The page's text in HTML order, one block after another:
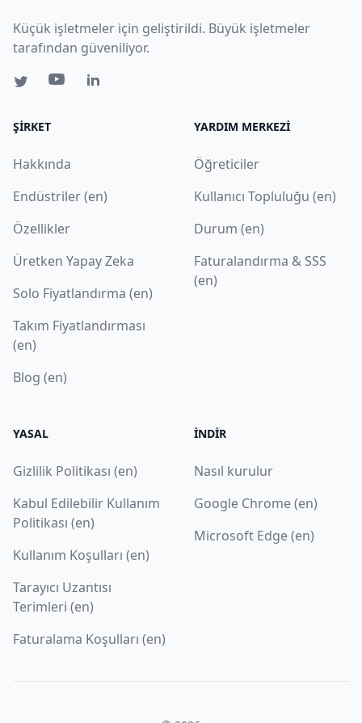
Küçük işletmeler için geliştirildi. Büyük işletmeler
tarafından güveniliyor.
ŞIRKET
Hakkında
Endüstriler (en)
Özellikler
Üretken Yapay Zeka
Solo Fiyatlandırma (en)
Takım Fiyatlandırması
(en)
Blog (en)
YARDIM MERKEZI
Öğreticiler
Kullanıcı Topluluğu (en)
Durum (en)
Faturalandırma & SSS
(en)
YASAL
Gizlilik Politikası (en)
Kabul Edilebilir Kullanım
Politikası (en)
Kullanım Koşulları (en)
Tarayıcı Uzantısı
Terimleri (en)
Faturalama Koşulları (en)
İNDIR
Nasıl kurulur
Google Chrome (en)
Microsoft Edge (en)